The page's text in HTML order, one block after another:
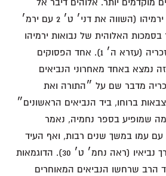
דניאל דרך נבואותיו של ירמיהו (השווה את דני׳ ט׳ 2 עם ירמ׳
בסמכות האלוהית של נבואות ירמיהו
(עזרא א׳ 1), ושל חגי וזכריה (עזרא ה׳ 1). אחד הפסוקים
נמצא באחד מאחרוני הנביאים
מדבר שם על ״התורה ואת
ברוחו, ביד הנביאים הראשונים״
דומה שמופיע בספר נחמיה, נאמר
עם עמו במשך שנים רבות, ואף העיד
נגדם באמצעות רוחו ודרך נביאיו (ראה נחמ׳ ט׳ 30). הדוגמאות
הרב שרחשו הנביאים המאוחרים